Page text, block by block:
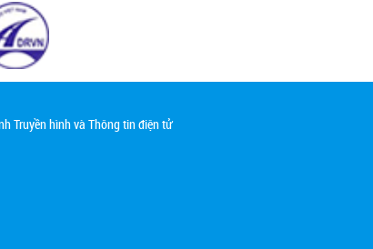
Truyền hình và Thông tin điện tử